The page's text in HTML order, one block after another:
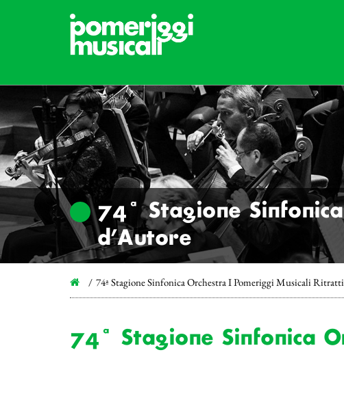
74ª Stagione
d’Autore
74ª Stagione Sinfonica Orchestra I Pomeriggi Musicali
74ª Stagione Sinfonica